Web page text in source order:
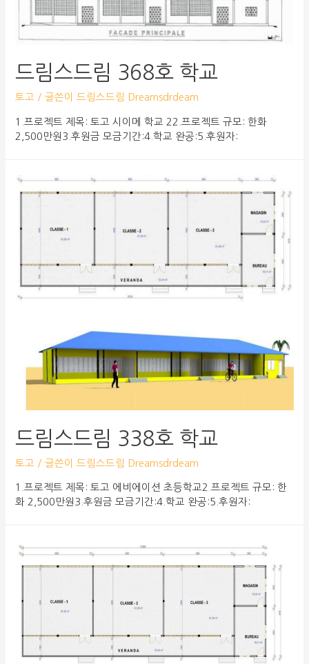
드림스드림 368호 학교
토고 / 글쓴이드림스드림 Dreamsdrdeam
1.프로젝트 제목: 토고 시이메 학교 22.프로젝트 규모: 한화
2,500만원3.후원금 모금기간:4.학교 완공:5.후원자:
드림스드림 338호 학교
토고 / 글쓴이 드림스드림 Dreamsdrdeam
1.프로젝트 제목: 토고 에비에이션 초등학교2.프로젝트 규모: 한
화 2,500만원3.후원금 모금기간:4.학교 완공:5.후원자: